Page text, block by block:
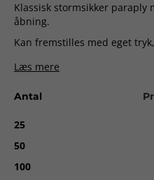
Klassisk stormsikker paraply
åbning.
Kan fremstilles med eget
Længde: 82 cm.
Læs mere
Antal
25
50
100